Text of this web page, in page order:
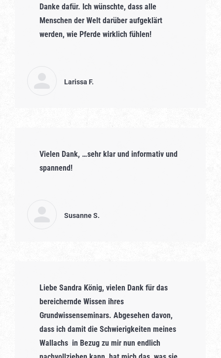
Danke dafür. Ich wünschte, dass alle
Menschen der Welt darüber aufgeklärt
werden, wie Pferde wirklich fühlen!
Larissa F.
Vielen Dank, …sehr klar und informativ und
spannend!
Susanne S.
Liebe Sandra König, vielen Dank für das
bereichernde Wissen ihres
Grundwissenseminars. Abgesehen davon,
dass ich damit die Schwierigkeiten meines
Wallachs in Bezug zu mir nun endlich